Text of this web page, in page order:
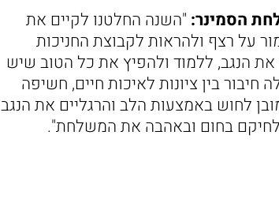
הסמינר: "השנה החלטנו לקיים את
על רצף ולהראות לקבוצת החניכות
הנגב, ללמוד ולהפיץ את כל הטוב שיש
בין ציונות לאיכות חיים, חשיפה
לחוש באמצעות הלב והרגליים את הנגב
בחום ובאהבה את המשלחת".